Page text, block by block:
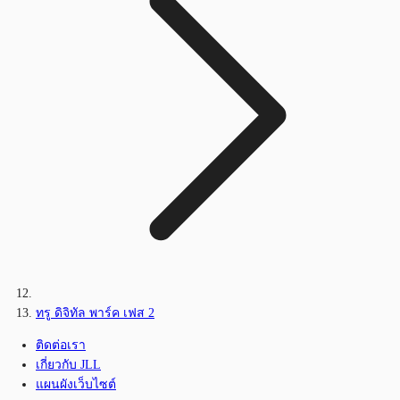
ทรู ดิจิทัล พาร์ค เฟส 2
ติดต่อเรา
เกี่ยวกับ JLL
แผนผังเว็บไซต์